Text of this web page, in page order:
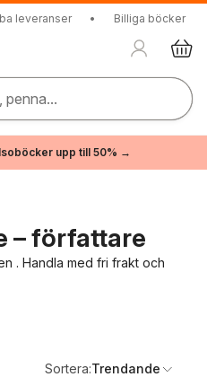
leveranser • Billiga böcker
penna...
upp till 50% →
– författare
. Handla med fri frakt och
Sortera:Trendande